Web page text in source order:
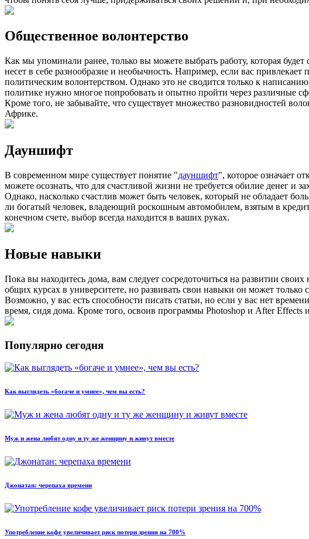
Общественное волонтерство
Как мы упоминали ранее, только вы можете выбрать работу, которая будет
несет в себе разнообразие и необычность. Например, если вас
политическим волонтерством. Однако это не сводится только к
политике нужно многое попробовать и опытно пройти через различные
Кроме того, не забывайте, что существует множество разновидностей
Африке.
Дауншифт
В современном мире существует понятие "дауншифт", которое означает
можете осознать, что для счастливой жизни не требуется обилие денег и
Однако, насколько счастлив может быть человек, который не обладает
ли богатый человек, владеющий роскошным автомобилем, взятым в
конечном счете, выбор всегда находится в ваших руках.
Новые навыки
Пока вы находитесь дома, вам следует сосредоточиться на развитии
общих курсах в университете, но развивать свои навыки он может только
Возможно, у вас есть способности писать статьи, но если у вас нет
время, сидя дома. Кроме того, освоив программы Photoshop и After Effects
Популярно сегодня
Как выглядеть «богаче и умнее», чем вы есть?
Муж и жена любят одну и ту же женщину и живут вместе
Джонатан: черепаха времени
Употребление кофе увеличивает риск потери зрения на 700%